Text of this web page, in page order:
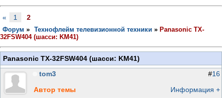
« 1 2
Форум » Технофлейм телевизионной техники » Panasonic TX-
32FSW404 (шасси: KM41)
Panasonic TX-32FSW404 (шасси: KM41)
tom3
Автор темы
#16
Информация +